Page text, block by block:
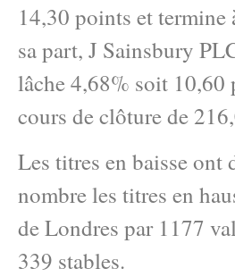
14,30 points et termine
sa part, J Sainsbury
lâche 4,68% soit 10,60
cours de clôture de
Les titres en baisse ont
nombre les titres en
de Londres par 1177
339 stables.